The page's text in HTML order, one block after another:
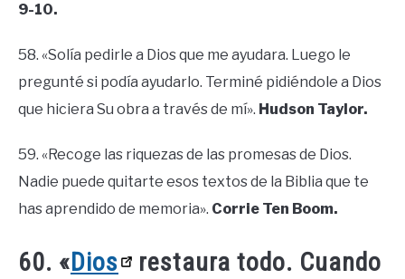
9-10.
58. «Solía ​​pedirle a Dios que me ayudara. Luego le
pregunté si podía ayudarlo. Terminé pidiéndole a Dios
que hiciera Su obra a través de mí». Hudson Taylor.
59. «Recoge las riquezas de las promesas de Dios.
Nadie puede quitarte esos textos de la Biblia que te
has aprendido de memoria». Corrie Ten Boom.
60. «Dios
restaura todo. Cuando